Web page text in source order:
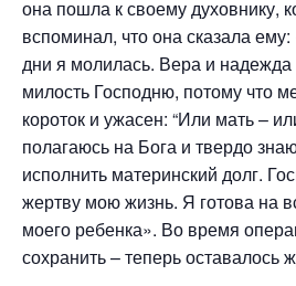
она пошла к своему духовнику,
вспоминал, что она сказала
дни я молилась. Вера и надежда
милость Господню, потому что
короток и ужасен: “Или мать –
полагаюсь на Бога и твердо
исполнить материнский долг.
жертву мою жизнь. Я готова на
моего ребенка». Во время
сохранить – теперь оставалось